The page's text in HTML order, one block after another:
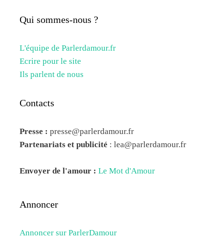
Qui sommes-nous ?
L'équipe de Parlerdamour.fr
Ecrire pour le site
Ils parlent de nous
Contacts
Presse : presse@parlerdamour.fr
Partenariats et publicité : lea@parlerdamour.fr
Envoyer de l'amour : Le Mot d'Amour
Annoncer
Annoncer sur ParlerDamour